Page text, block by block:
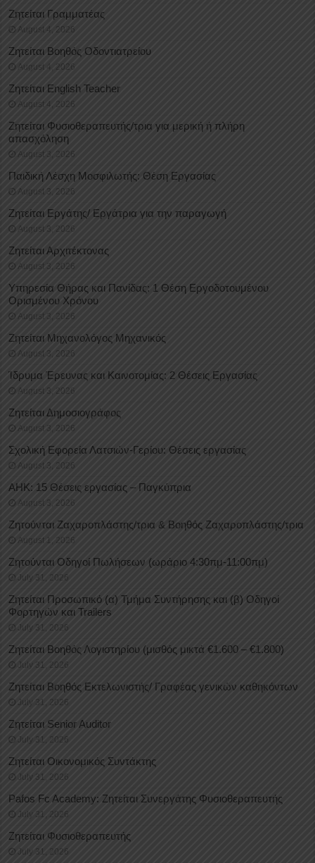
Ζητείται Γραμματέας
August 4, 2026
Ζητείται Βοηθός Οδοντιατρείου
August 4, 2026
Ζητείται English Teacher
August 4, 2026
Ζητείται Φυσιοθεραπευτής/τρια για μερική ή πλήρη
απασχόληση
August 3, 2026
Παιδική Λέσχη Μοσφιλωτής: Θέση Εργασίας
August 3, 2026
Ζητείται Εργάτης/ Εργάτρια για την παραγωγή
August 3, 2026
Ζητείται Αρχιτέκτονας
August 3, 2026
Υπηρεσία Θήρας και Πανίδας: 1 Θέση Eργοδοτουμένου
Oρισμένου Xρόνου
August 3, 2026
Ζητείται Μηχανολόγος Μηχανικός
August 3, 2026
Ίδρυμα Έρευνας και Καινοτομίας: 2 Θέσεις Εργασίας
August 3, 2026
Ζητείται Δημοσιογράφος
August 3, 2026
Σχολική Εφορεία Λατσιών-Γερίου: Θέσεις εργασίας
August 3, 2026
ΑΗΚ: 15 Θέσεις εργασίας – Παγκύπρια
August 3, 2026
Ζητούνται Ζαχαροπλάστης/τρια & Βοηθός Ζαχαροπλάστης/τρια
August 1, 2026
Ζητούνται Οδηγοί Πωλήσεων (ωράριο 4:30πμ-11:00πμ)
July 31, 2026
Ζητείται Προσωπικό (α) Τμήμα Συντήρησης και (β) Οδηγοί
Φορτηγών και Trailers
July 31, 2026
Ζητείται Βοηθός Λογιστηρίου (μισθός μικτά €1.600 – €1.800)
July 31, 2026
Ζητείται Βοηθός Εκτελωνιστής/ Γραφέας γενικών καθηκόντων
July 31, 2026
Ζητείται Senior Auditor
July 31, 2026
Ζητείται Οικονομικός Συντάκτης
July 31, 2026
Pafos Fc Academy: Ζητείται Συνεργάτης Φυσιοθεραπευτής
July 31, 2026
Ζητείται Φυσιοθεραπευτής
July 31, 2026